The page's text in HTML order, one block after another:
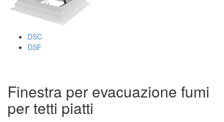
DSC
DSF
Finestra per evacuazione fumi
per tetti piatti